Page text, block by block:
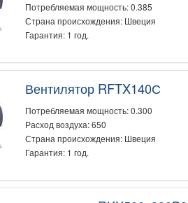
Потребляемая мощность: 0.385
Страна происхождения: Швеция
Гарантия: 1 год.
Вентилятор RFTX140С
Потребляемая мощность: 0.300
Расход воздуха: 650
Страна происхождения: Швеция
Гарантия: 1 год.